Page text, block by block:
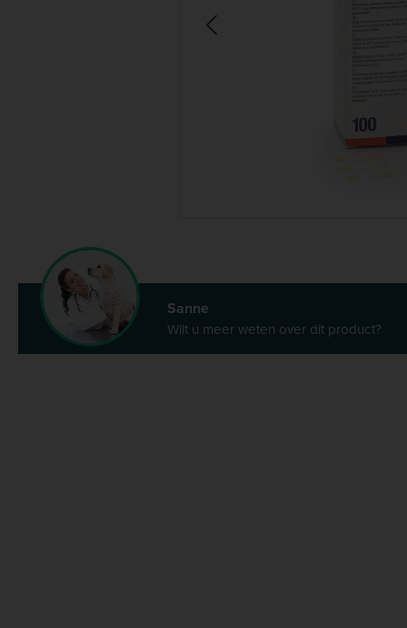
Sanne
Wilt u meer weten over dit product?